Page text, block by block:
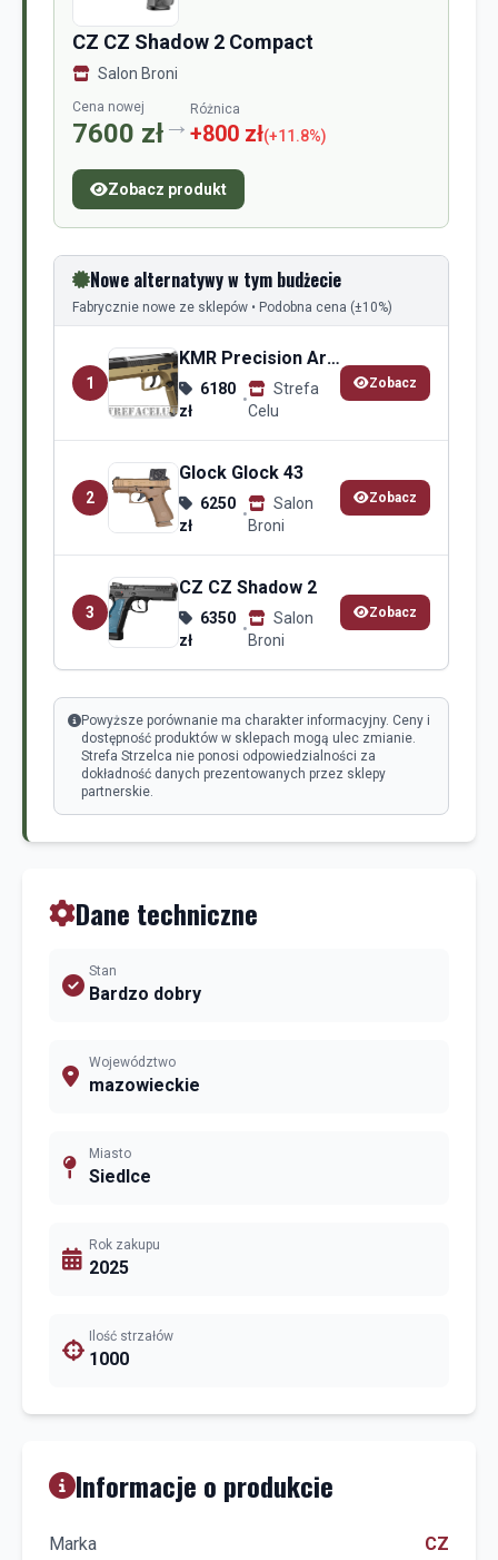
CZ CZ Shadow 2 Compact
Salon Broni
Cena nowej
7600 zł→ Różnica
+800 zł(+11.8%)
Zobacz produkt
Nowe alternatywy w tym budżecie
Fabrycznie nowe ze sklepów • Podobna cena (±10%)
1
KMR Precision Arms KMR Precision Arms S-02
6180
zł
•
Strefa
Celu
Zobacz
2
Glock Glock 43
6250
zł
•
Salon
Broni
Zobacz
3
CZ CZ Shadow 2
6350
zł
•
Salon
Broni
Zobacz
Powyższe porównanie ma charakter informacyjny. Ceny i
dostępność produktów w sklepach mogą ulec zmianie.
Strefa Strzelca nie ponosi odpowiedzialności za
dokładność danych prezentowanych przez sklepy
partnerskie.
Dane techniczne
Stan
Bardzo dobry
Województwo
mazowieckie
Miasto
Siedlce
Rok zakupu
2025
Ilość strzałów
1000
Informacje o produkcie
Marka CZ